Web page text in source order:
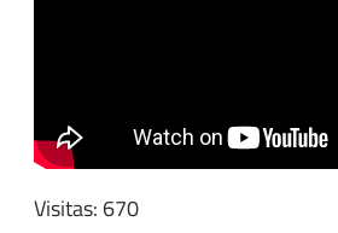
Visitas: 670